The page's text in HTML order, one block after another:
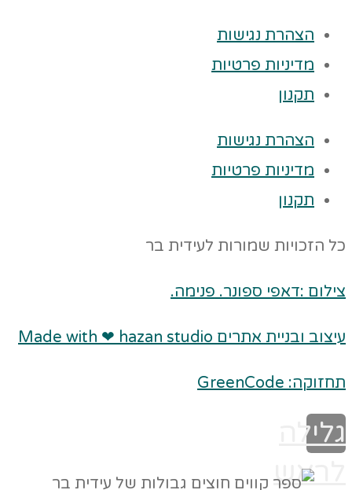
הצהרת נגישות
מדיניות פרטיות
תקנון
הצהרת נגישות
מדיניות פרטיות
תקנון
כל הזכויות שמורות לעידית בר
צילום :דאפי ספונר. פנימה.
עיצוב ובניית אתרים Made with ❤ hazan studio
תחזוקה: GreenCode
גלילה
לראש